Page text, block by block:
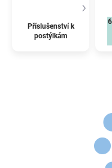
Příslušenství k
postýlkám